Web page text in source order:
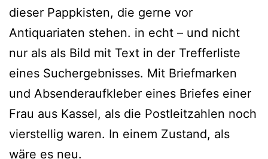
dieser Pappkisten, die gerne vor
Antiquariaten stehen. in echt – und nicht
nur als als Bild mit Text in der Trefferliste
eines Suchergebnisses. Mit Briefmarken
und Absenderaufkleber eines Briefes einer
Frau aus Kassel, als die Postleitzahlen noch
vierstellig waren. In einem Zustand, als
wäre es neu.